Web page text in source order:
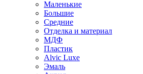
Маленькие
Большие
Средние
Отделка и материал
МДФ
Пластик
Alvic Luxe
Эмаль